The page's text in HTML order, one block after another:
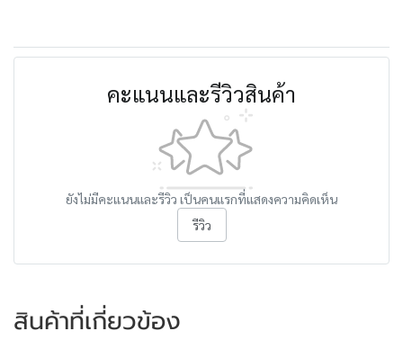
คะแนนและรีวิวสินค้า
ยังไม่มีคะแนนและรีวิว เป็นคนแรกที่แสดงความคิดเห็น
รีวิว
สินค้าที่เกี่ยวข้อง